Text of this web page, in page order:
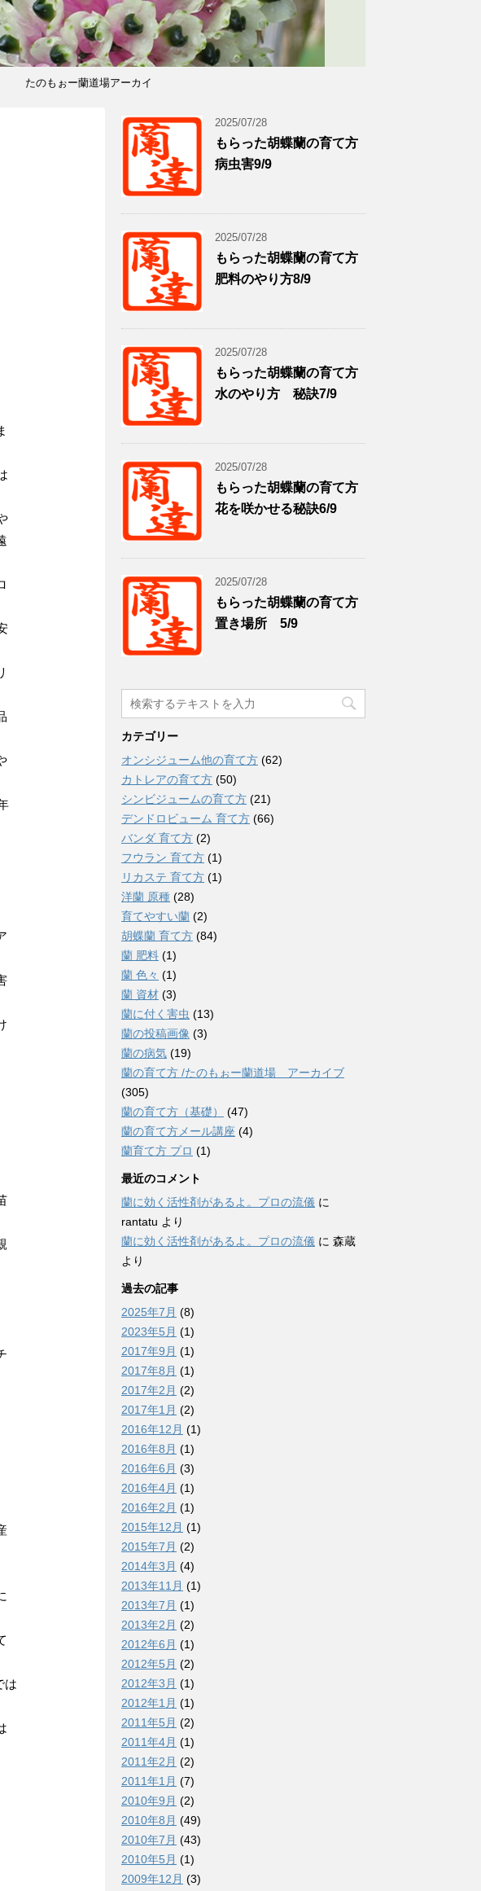
たのもぉー蘭道場アーカイ
は
2025/07/28
もらった胡蝶蘭の育て方
病虫害9/9
2025/07/28
もらった胡蝶蘭の育て方
肥料のやり方8/9
2025/07/28
もらった胡蝶蘭の育て方
水のやり方 秘訣7/9
2025/07/28
もらった胡蝶蘭の育て方
花を咲かせる秘訣6/9
2025/07/28
もらった胡蝶蘭の育て方
置き場所 5/9
カテゴリー
オンシジューム他の育て方 (62)
カトレアの育て方 (50)
シンビジュームの育て方 (21)
デンドロビューム 育て方 (66)
バンダ 育て方 (2)
フウラン 育て方 (1)
リカステ 育て方 (1)
洋蘭 原種 (28)
育てやすい蘭 (2)
胡蝶蘭 育て方 (84)
蘭 肥料 (1)
蘭 色々 (1)
蘭 資材 (3)
蘭に付く害虫 (13)
蘭の投稿画像 (3)
蘭の病気 (19)
蘭の育て方 /たのもぉー蘭道場 アーカイブ
(305)
蘭の育て方（基礎）
(47)
蘭の育て方メール講座 (4)
蘭育て方 プロ (1)
最近のコメント
蘭に効く活性剤があるよ。プロの流儀 に
rantatu より
蘭に効く活性剤があるよ。プロの流儀 に 森蔵
より
過去の記事
2025年7月 (8)
2023年5月 (1)
2017年9月 (1)
2017年8月 (1)
2017年2月 (2)
2017年1月 (2)
2016年12月 (1)
2016年8月 (1)
2016年6月 (3)
2016年4月 (1)
2016年2月 (1)
2015年12月 (1)
2015年7月 (2)
2014年3月 (4)
2013年11月 (1)
2013年7月 (1)
2013年2月 (2)
2012年6月 (1)
2012年5月 (2)
2012年3月 (1)
2012年1月 (1)
2011年5月 (2)
2011年4月 (1)
2011年2月 (2)
2011年1月 (7)
2010年9月 (2)
2010年8月 (49)
2010年7月 (43)
2010年5月 (1)
2009年12月 (3)